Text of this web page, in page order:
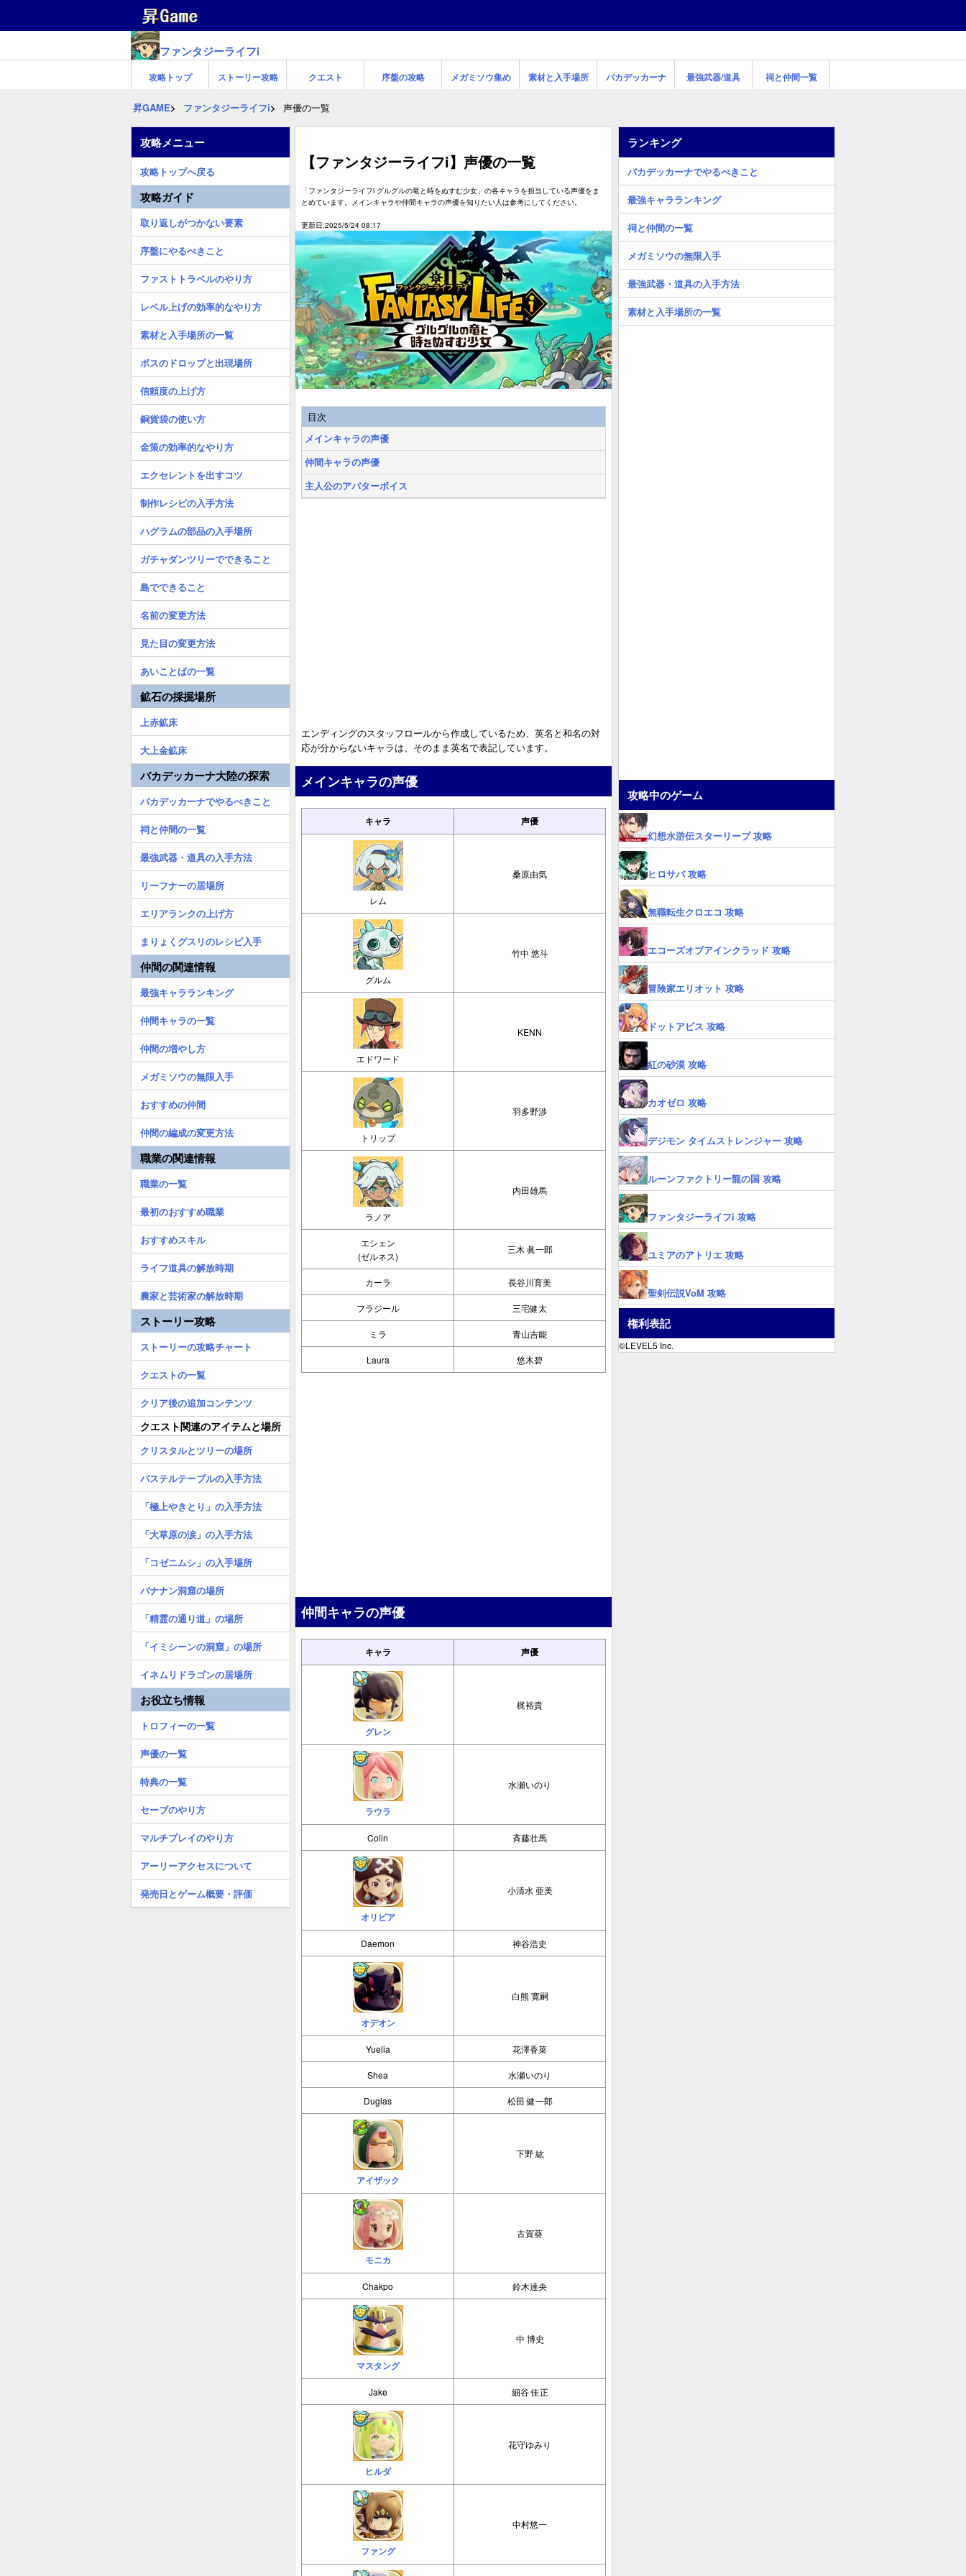
ファンタジーライフi
攻略トップ ストーリー攻略 クエスト 序盤の攻略 メガミソウ集め 素材と入手場所 バカデッカーナ 最強武器/道具 祠と仲間一覧
昇GAME ファンタジーライフi 声優の一覧
【ファンタジーライフi】声優の一覧
「ファンタジーライフi グルグルの竜と時をぬすむ少女」の各キャラを担当している声優をま
とめています。メインキャラや仲間キャラの声優を知りたい人は参考にしてください。
更新日:2025/5/24 08:17
目次
メインキャラの声優
仲間キャラの声優
主人公のアバターボイス
エンディングのスタッフロールから作成しているため、英名と和名の対
応が分からないキャラは、そのまま英名で表記しています。
メインキャラの声優
キャラ 声優
レム
桑原由気
グルム
竹中 悠斗
エドワード
KENN
トリップ
羽多野渉
ラノア
内田雄馬
エシェン
(ゼルネス)
三木 眞一郎
カーラ 長谷川育美
フラジール 三宅健太
ミラ 青山吉能
Laura 悠木碧
仲間キャラの声優
キャラ 声優
グレン
梶裕貴
ラウラ
水瀬いのり
Colin 斉藤壮馬
オリビア
小清水 亜美
Daemon 神谷浩史
オデオン
白熊 寛嗣
Yuelia 花澤香菜
Shea 水瀬いのり
Duglas 松田 健一郎
アイザック
下野 紘
モニカ
古賀葵
Chakpo 鈴木達央
マスタング
中 博史
Jake 細谷 佳正
ヒルダ
花守ゆみり
ファング
中村悠一
攻略メニュー
攻略トップへ戻る
攻略ガイド
取り返しがつかない要素
序盤にやるべきこと
ファストトラベルのやり方
レベル上げの効率的なやり方
素材と入手場所の一覧
ボスのドロップと出現場所
信頼度の上げ方
銅貨袋の使い方
金策の効率的なやり方
エクセレントを出すコツ
制作レシピの入手方法
ハグラムの部品の入手場所
ガチャダンツリーでできること
島でできること
名前の変更方法
見た目の変更方法
あいことばの一覧
鉱石の採掘場所
上赤鉱床
大上金鉱床
バカデッカーナ大陸の探索
バカデッカーナでやるべきこと
祠と仲間の一覧
最強武器・道具の入手方法
リーフナーの居場所
エリアランクの上げ方
まりょくグスリのレシピ入手
仲間の関連情報
最強キャラランキング
仲間キャラの一覧
仲間の増やし方
メガミソウの無限入手
おすすめの仲間
仲間の編成の変更方法
職業の関連情報
職業の一覧
最初のおすすめ職業
おすすめスキル
ライフ道具の解放時期
農家と芸術家の解放時期
ストーリー攻略
ストーリーの攻略チャート
クエストの一覧
クリア後の追加コンテンツ
クエスト関連のアイテムと場所
クリスタルとツリーの場所
パステルテーブルの入手方法
「極上やきとり」の入手方法
「大草原の涙」の入手方法
「コゼニムシ」の入手場所
バナナン洞窟の場所
「精霊の通り道」の場所
「イミシーンの洞窟」の場所
イネムリドラゴンの居場所
お役立ち情報
トロフィーの一覧
声優の一覧
特典の一覧
セーブのやり方
マルチプレイのやり方
アーリーアクセスについて
発売日とゲーム概要・評価
ランキング
バカデッカーナでやるべきこと
最強キャラランキング
祠と仲間の一覧
メガミソウの無限入手
最強武器・道具の入手方法
素材と入手場所の一覧
攻略中のゲーム
幻想水滸伝スターリープ 攻略
ヒロサバ 攻略
無職転生クロエコ 攻略
エコーズオブアインクラッド 攻略
冒険家エリオット 攻略
ドットアビス 攻略
紅の砂漠 攻略
カオゼロ 攻略
デジモン タイムストレンジャー 攻略
ルーンファクトリー龍の国 攻略
ファンタジーライフi 攻略
ユミアのアトリエ 攻略
聖剣伝説VoM 攻略
権利表記
©LEVEL5 Inc.